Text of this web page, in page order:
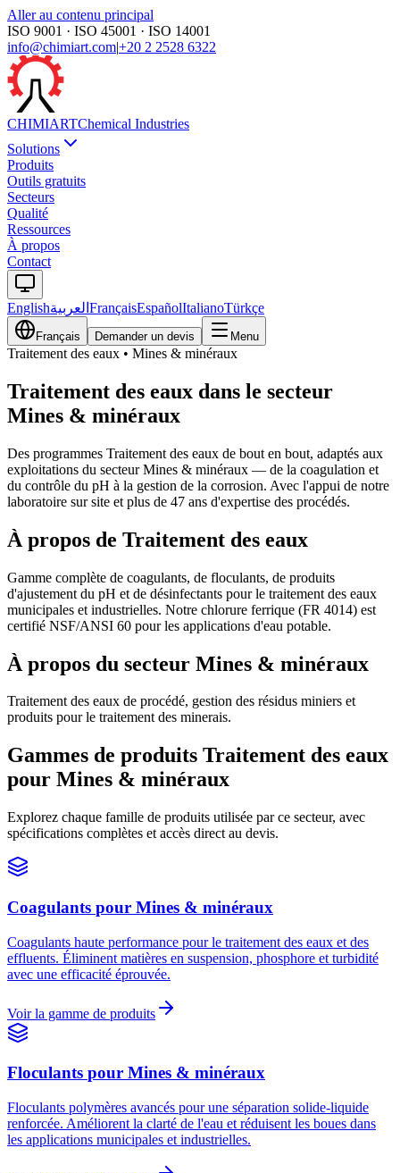
Aller au contenu principal
ISO 9001 · ISO 45001 · ISO 14001
info@chimiart.com|+20 2 2528 6322
CHIMIARTChemical Industries
Solutions
Produits
Outils gratuits
Secteurs
Qualité
Ressources
À propos
Contact
Englishالعربية FrançaisEspañolItalianoTürkçe
Français Demander un devis Menu
Traitement des eaux • Mines & minéraux
Traitement des eaux dans le secteur
Mines & minéraux
Des programmes Traitement des eaux de bout en bout, adaptés aux
exploitations du secteur Mines & minéraux — de la coagulation et
du contrôle du pH à la gestion de la corrosion. Avec l'appui de notre
laboratoire sur site et plus de 47 ans d'expertise des procédés.
À propos de Traitement des eaux
Gamme complète de coagulants, de floculants, de produits
d'ajustement du pH et de désinfectants pour le traitement des eaux
municipales et industrielles. Notre chlorure ferrique (FR 4014) est
certifié NSF/ANSI 60 pour les applications d'eau potable.
À propos du secteur Mines & minéraux
Traitement des eaux de procédé, gestion des résidus miniers et
produits pour le traitement des minerais.
Gammes de produits Traitement des eaux
pour Mines & minéraux
Explorez chaque famille de produits utilisée par ce secteur, avec
spécifications complètes et accès direct au devis.
Coagulants pour Mines & minéraux
Coagulants haute performance pour le traitement des eaux et des
effluents. Éliminent matières en suspension, phosphore et turbidité
avec une efficacité éprouvée.
Voir la gamme de produits
Floculants pour Mines & minéraux
Floculants polymères avancés pour une séparation solide-liquide
renforcée. Améliorent la clarté de l'eau et réduisent les boues dans
les applications municipales et industrielles.